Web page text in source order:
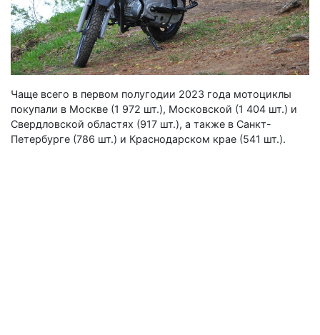
Чаще всего в первом полугодии 2023 года мотоциклы
покупали в Москве (1 972 шт.), Московской (1 404 шт.) и
Свердловской областях (917 шт.), а также в Санкт-
Петербурге (786 шт.) и Краснодарском крае (541 шт.).